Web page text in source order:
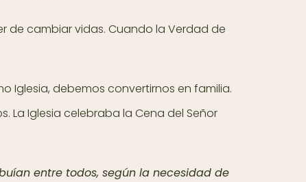
de cambiar vidas. Cuando la Verdad de
Iglesia, debemos convertirnos en familia.
La Iglesia celebraba la Cena del Señor
entre todos, según la necesidad de